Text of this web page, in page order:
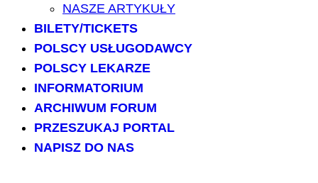
NASZE ARTYKUŁY
BILETY/TICKETS
POLSCY USŁUGODAWCY
POLSCY LEKARZE
INFORMATORIUM
ARCHIWUM FORUM
PRZESZUKAJ PORTAL
NAPISZ DO NAS